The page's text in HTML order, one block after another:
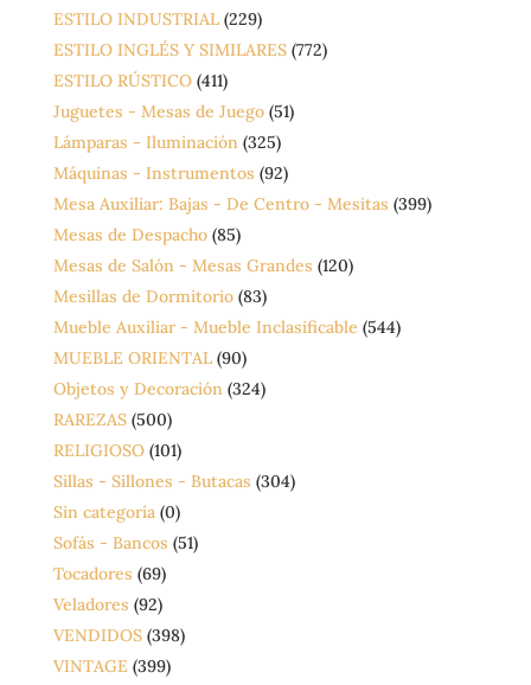
ESTILO INDUSTRIAL (229)
ESTILO INGLÉS Y SIMILARES (772)
ESTILO RÚSTICO (411)
Juguetes - Mesas de Juego (51)
Lámparas - Iluminación (325)
Máquinas - Instrumentos (92)
Mesa Auxiliar: Bajas - De Centro - Mesitas (399)
Mesas de Despacho (85)
Mesas de Salón - Mesas Grandes (120)
Mesillas de Dormitorio (83)
Mueble Auxiliar - Mueble Inclasificable (544)
MUEBLE ORIENTAL (90)
Objetos y Decoración (324)
RAREZAS (500)
RELIGIOSO (101)
Sillas - Sillones - Butacas (304)
Sin categoría (0)
Sofás - Bancos (51)
Tocadores (69)
Veladores (92)
VENDIDOS (398)
VINTAGE (399)